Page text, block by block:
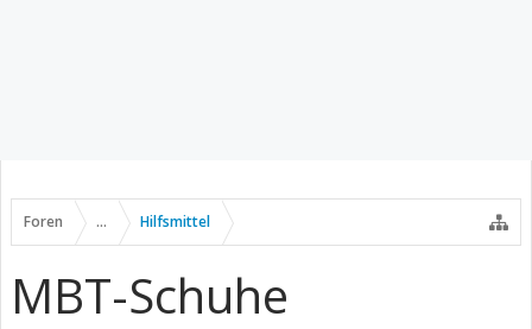
Foren ... Hilfsmittel
MBT-Schuhe